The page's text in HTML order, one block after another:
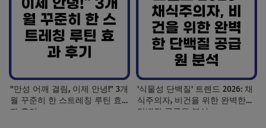
"만성 어깨 결림, 이제 안녕!" 3개
월 꾸준히 한 스트레칭 루틴 효
과 후기
'식물성 단백질' 트렌드 2026: 채
식주의자, 비건을 위한 완벽한
단백질 공급원 분석